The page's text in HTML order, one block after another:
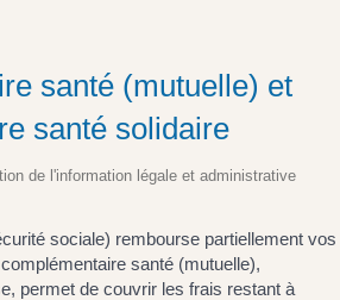
santé (mutuelle) et
santé solidaire
de l'information légale et administrative
sociale) rembourse partiellement vos
santé (mutuelle),
permet de couvrir les frais restant à